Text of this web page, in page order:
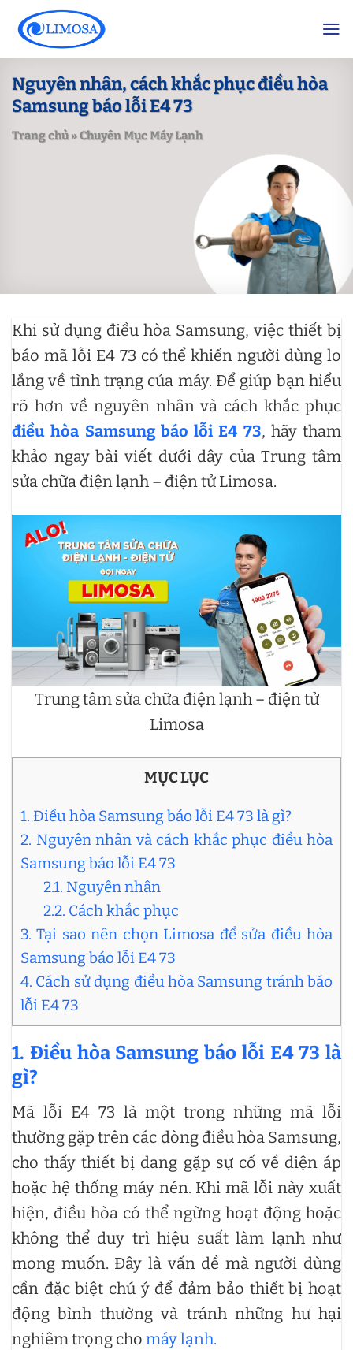
content
Nguyên nhân, cách khắc phục điều hòa
Samsung báo lỗi E4 73
Trang chủ»Chuyên Mục Máy Lạnh
Khi sử dụng điều hòa Samsung, việc thiết bị
báo mã lỗi E4 73 có thể khiến người dùng lo
lắng về tình trạng của máy. Để giúp bạn hiểu
rõ hơn về nguyên nhân và cách khắc phục
điều hòa Samsung báo lỗi E4 73, hãy tham
khảo ngay bài viết dưới đây của Trung tâm
sửa chữa điện lạnh – điện tử Limosa.
Trung tâm sửa chữa điện lạnh – điện tử
Limosa
MỤC LỤC
1. Điều hòa Samsung báo lỗi E4 73 là gì?
2. Nguyên nhân và cách khắc phục điều hòa
Samsung báo lỗi E4 73
2.1. Nguyên nhân
2.2. Cách khắc phục
3. Tại sao nên chọn Limosa để sửa điều hòa
Samsung báo lỗi E4 73
4. Cách sử dụng điều hòa Samsung tránh báo
lỗi E4 73
1. Điều hòa Samsung báo lỗi E4 73 là
gì?
Mã lỗi E4 73 là một trong những mã lỗi
thường gặp trên các dòng điều hòa Samsung,
cho thấy thiết bị đang gặp sự cố về điện áp
hoặc hệ thống máy nén. Khi mã lỗi này xuất
hiện, điều hòa có thể ngừng hoạt động hoặc
không thể duy trì hiệu suất làm lạnh như
mong muốn. Đây là vấn đề mà người dùng
cần đặc biệt chú ý để đảm bảo thiết bị hoạt
động bình thường và tránh những hư hại
nghiêm trọng cho máy lạnh.